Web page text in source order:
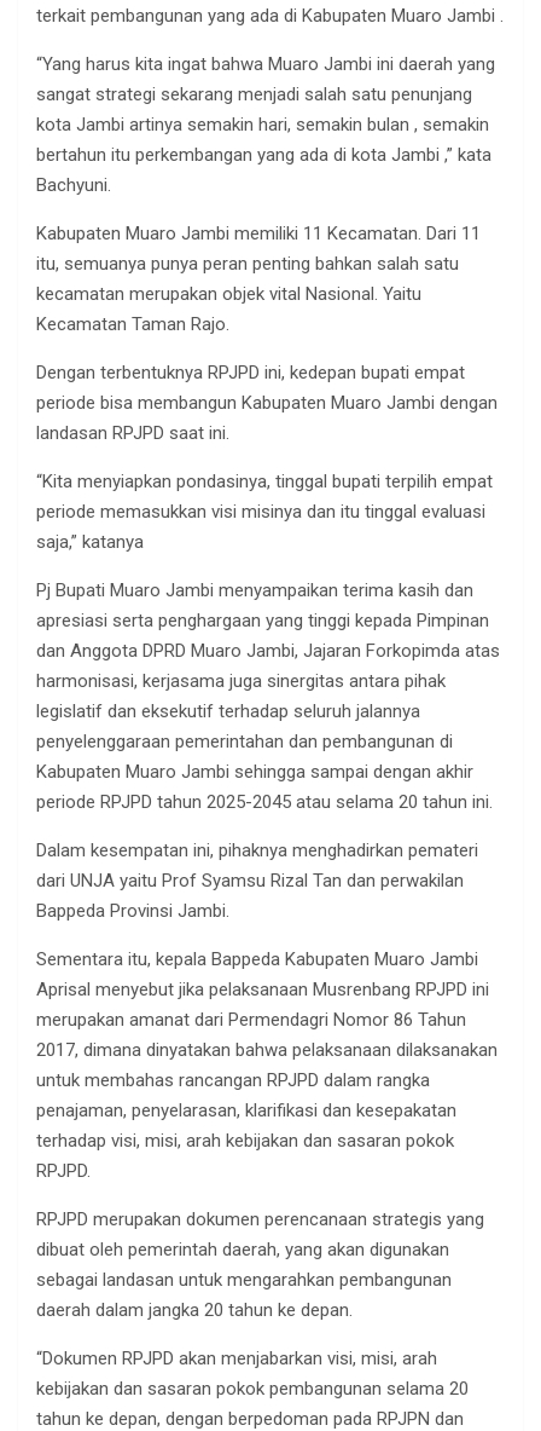
terkait pembangunan yang ada di Kabupaten Muaro Jambi .
“Yang harus kita ingat bahwa Muaro Jambi ini daerah yang
sangat strategi sekarang menjadi salah satu penunjang
kota Jambi artinya semakin hari, semakin bulan , semakin
bertahun itu perkembangan yang ada di kota Jambi ,” kata
Bachyuni.
Kabupaten Muaro Jambi memiliki 11 Kecamatan. Dari 11
itu, semuanya punya peran penting bahkan salah satu
kecamatan merupakan objek vital Nasional. Yaitu
Kecamatan Taman Rajo.
Dengan terbentuknya RPJPD ini, kedepan bupati empat
periode bisa membangun Kabupaten Muaro Jambi dengan
landasan RPJPD saat ini.
“Kita menyiapkan pondasinya, tinggal bupati terpilih empat
periode memasukkan visi misinya dan itu tinggal evaluasi
saja,” katanya
Pj Bupati Muaro Jambi menyampaikan terima kasih dan
apresiasi serta penghargaan yang tinggi kepada Pimpinan
dan Anggota DPRD Muaro Jambi, Jajaran Forkopimda atas
harmonisasi, kerjasama juga sinergitas antara pihak
legislatif dan eksekutif terhadap seluruh jalannya
penyelenggaraan pemerintahan dan pembangunan di
Kabupaten Muaro Jambi sehingga sampai dengan akhir
periode RPJPD tahun 2025-2045 atau selama 20 tahun ini.
Dalam kesempatan ini, pihaknya menghadirkan pemateri
dari UNJA yaitu Prof Syamsu Rizal Tan dan perwakilan
Bappeda Provinsi Jambi.
Sementara itu, kepala Bappeda Kabupaten Muaro Jambi
Aprisal menyebut jika pelaksanaan Musrenbang RPJPD ini
merupakan amanat dari Permendagri Nomor 86 Tahun
2017, dimana dinyatakan bahwa pelaksanaan dilaksanakan
untuk membahas rancangan RPJPD dalam rangka
penajaman, penyelarasan, klarifikasi dan kesepakatan
terhadap visi, misi, arah kebijakan dan sasaran pokok
RPJPD.
RPJPD merupakan dokumen perencanaan strategis yang
dibuat oleh pemerintah daerah, yang akan digunakan
sebagai landasan untuk mengarahkan pembangunan
daerah dalam jangka 20 tahun ke depan.
“Dokumen RPJPD akan menjabarkan visi, misi, arah
kebijakan dan sasaran pokok pembangunan selama 20
tahun ke depan, dengan berpedoman pada RPJPN dan